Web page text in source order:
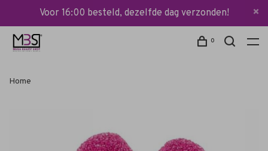
Voor 16:00 besteld, dezelfde dag verzonden!
0
Home